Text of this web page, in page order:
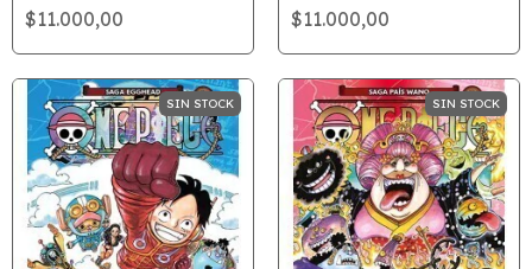
$11.000,00 $11.000,00
SIN STOCK SIN STOCK